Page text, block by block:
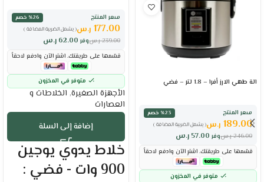
الة طهي الارز أفرا – 1.8 لتر – فضي
سعر المنتج
٪23 خصم
( يشمل الضريبة المضافة )
189.00 ر.س
وفر 57.00 ر.س 246.00 ر.س
قسّمها على طريقتك. اشترِ الآن وادفع لاحقاً
متوفر في المخزون
سعر المنتج
٪26 خصم
( يشمل الضريبة المضافة )
177.00 ر.س
وفر 62.00 ر.س 239.00 ر.س
قسّمها على طريقتك. اشترِ الآن وادفع لاحقاً
متوفر في المخزون
الأجهزة الصغيرة, الخلاطات و
العصارات
إضافة إلى السلة
خلاط يدوي يوجين
900 وات - فضي :